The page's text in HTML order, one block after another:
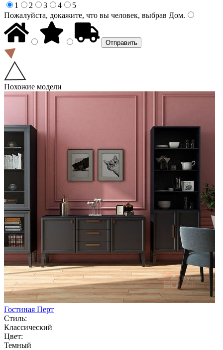
1
2 3 4
5
Пожалуйста, докажите, что вы человек, выбрав Дом.
Похожие модели
Гостиная Перт
Стиль:
Классический
Цвет:
Темный